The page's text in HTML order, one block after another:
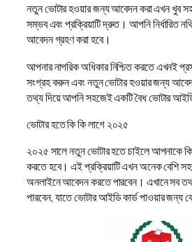
নতুন ভোটার হওয়ার জন্য আবেদন করা এখন খুব
সম্ভব এবং প্রক্রিয়াটি দ্রুত। আপনি নির্ধারিত
আবেদন গ্রহণ করা হবে।
আপনার নাগরিক অধিকার নিশ্চিত করতে এখনই
সংগ্রহ করুন এবং নতুন ভোটার হওয়ার জন্য
তথ্য দিয়ে আপনি সহজেই একটি বৈধ ভোটার
ভোটার হতে কি কি লাগে ২০২৫
২০২৫ সালে নতুন ভোটার হতে চাইলে আপনাকে
করতে হবে। এই প্রক্রিয়াটি এখন অনেক বেশি
অনলাইনে আবেদন করতে পারবেন। এখানে সব
পারবেন, যাতে ভোটার আইডি কার্ড পাওয়ার জন্য